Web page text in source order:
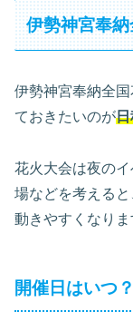
伊勢神宮奉
伊勢神宮奉納全
ておきたいのが日
花火大会は夜の
場などを考える
動きやすくなりま
開催日はいつ